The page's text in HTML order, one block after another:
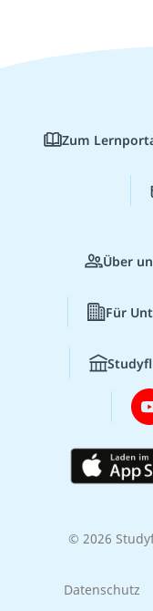
Zum
Über
Für
© 2026
Datenschutz